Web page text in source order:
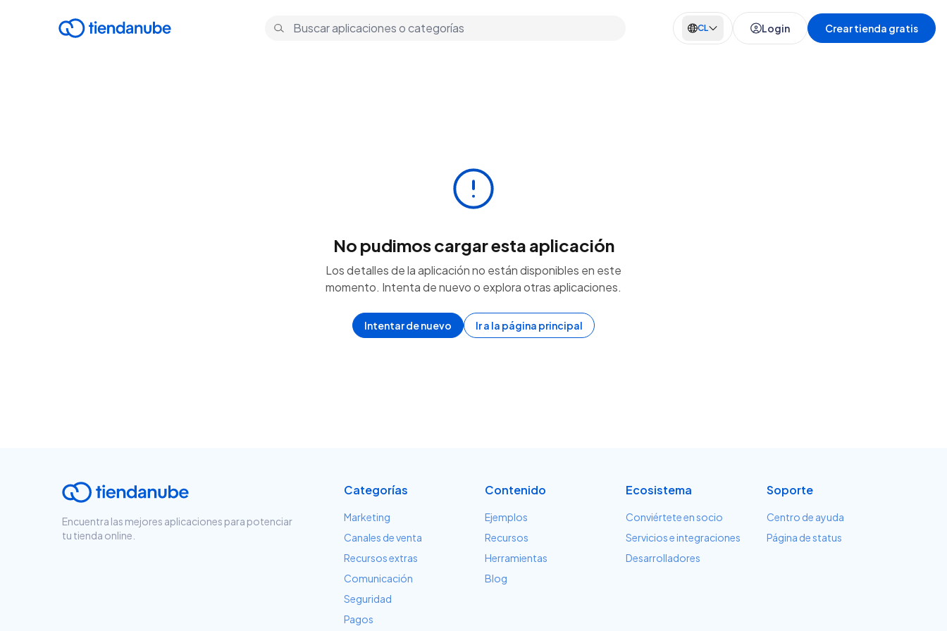
CL Login Crear tienda gratis
No pudimos cargar esta aplicación
Los detalles de la aplicación no están disponibles en este
momento. Intenta de nuevo o explora otras aplicaciones.
Intentar de nuevo Ir a la página principal
Encuentra las mejores aplicaciones para potenciar
tu tienda online.
Categorías
Marketing
Canales de venta
Recursos extras
Comunicación
Seguridad
Pagos
Contenido
Ejemplos
Recursos
Herramientas
Blog
Ecosistema
Conviértete en socio
Servicios e integraciones
Desarrolladores
Soporte
Centro de ayuda
Página de status